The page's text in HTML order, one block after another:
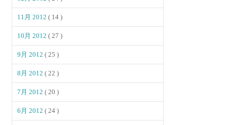
11月 2012( 14 )
10月 2012( 27 )
9月 2012( 25 )
8月 2012( 22 )
7月 2012( 20 )
6月 2012( 24 )